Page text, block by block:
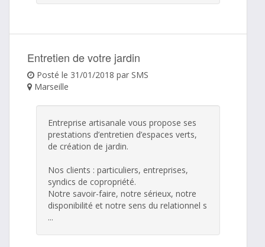
Entretien de votre jardin
Posté le 31/01/2018 par SMS
Marseille
Entreprise artisanale vous propose ses
prestations d’entretien d’espaces verts,
de création de jardin.
Nos clients : particuliers, entreprises,
syndics de copropriété.
Notre savoir-faire, notre sérieux, notre
disponibilité et notre sens du relationnel s
...